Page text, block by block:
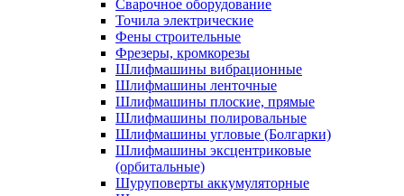
Сварочное оборудование
Точила электрические
Фены строительные
Фрезеры, кромкорезы
Шлифмашины вибрационные
Шлифмашины ленточные
Шлифмашины плоские, прямые
Шлифмашины полировальные
Шлифмашины угловые (Болгарки)
Шлифмашины эксцентриковые
(орбитальные)
Шуруповерты аккумуляторные